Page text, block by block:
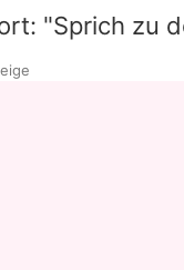
"Sprich zu